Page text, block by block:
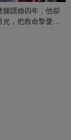
腿隱婚四年，他卻
光，把救命摯愛當